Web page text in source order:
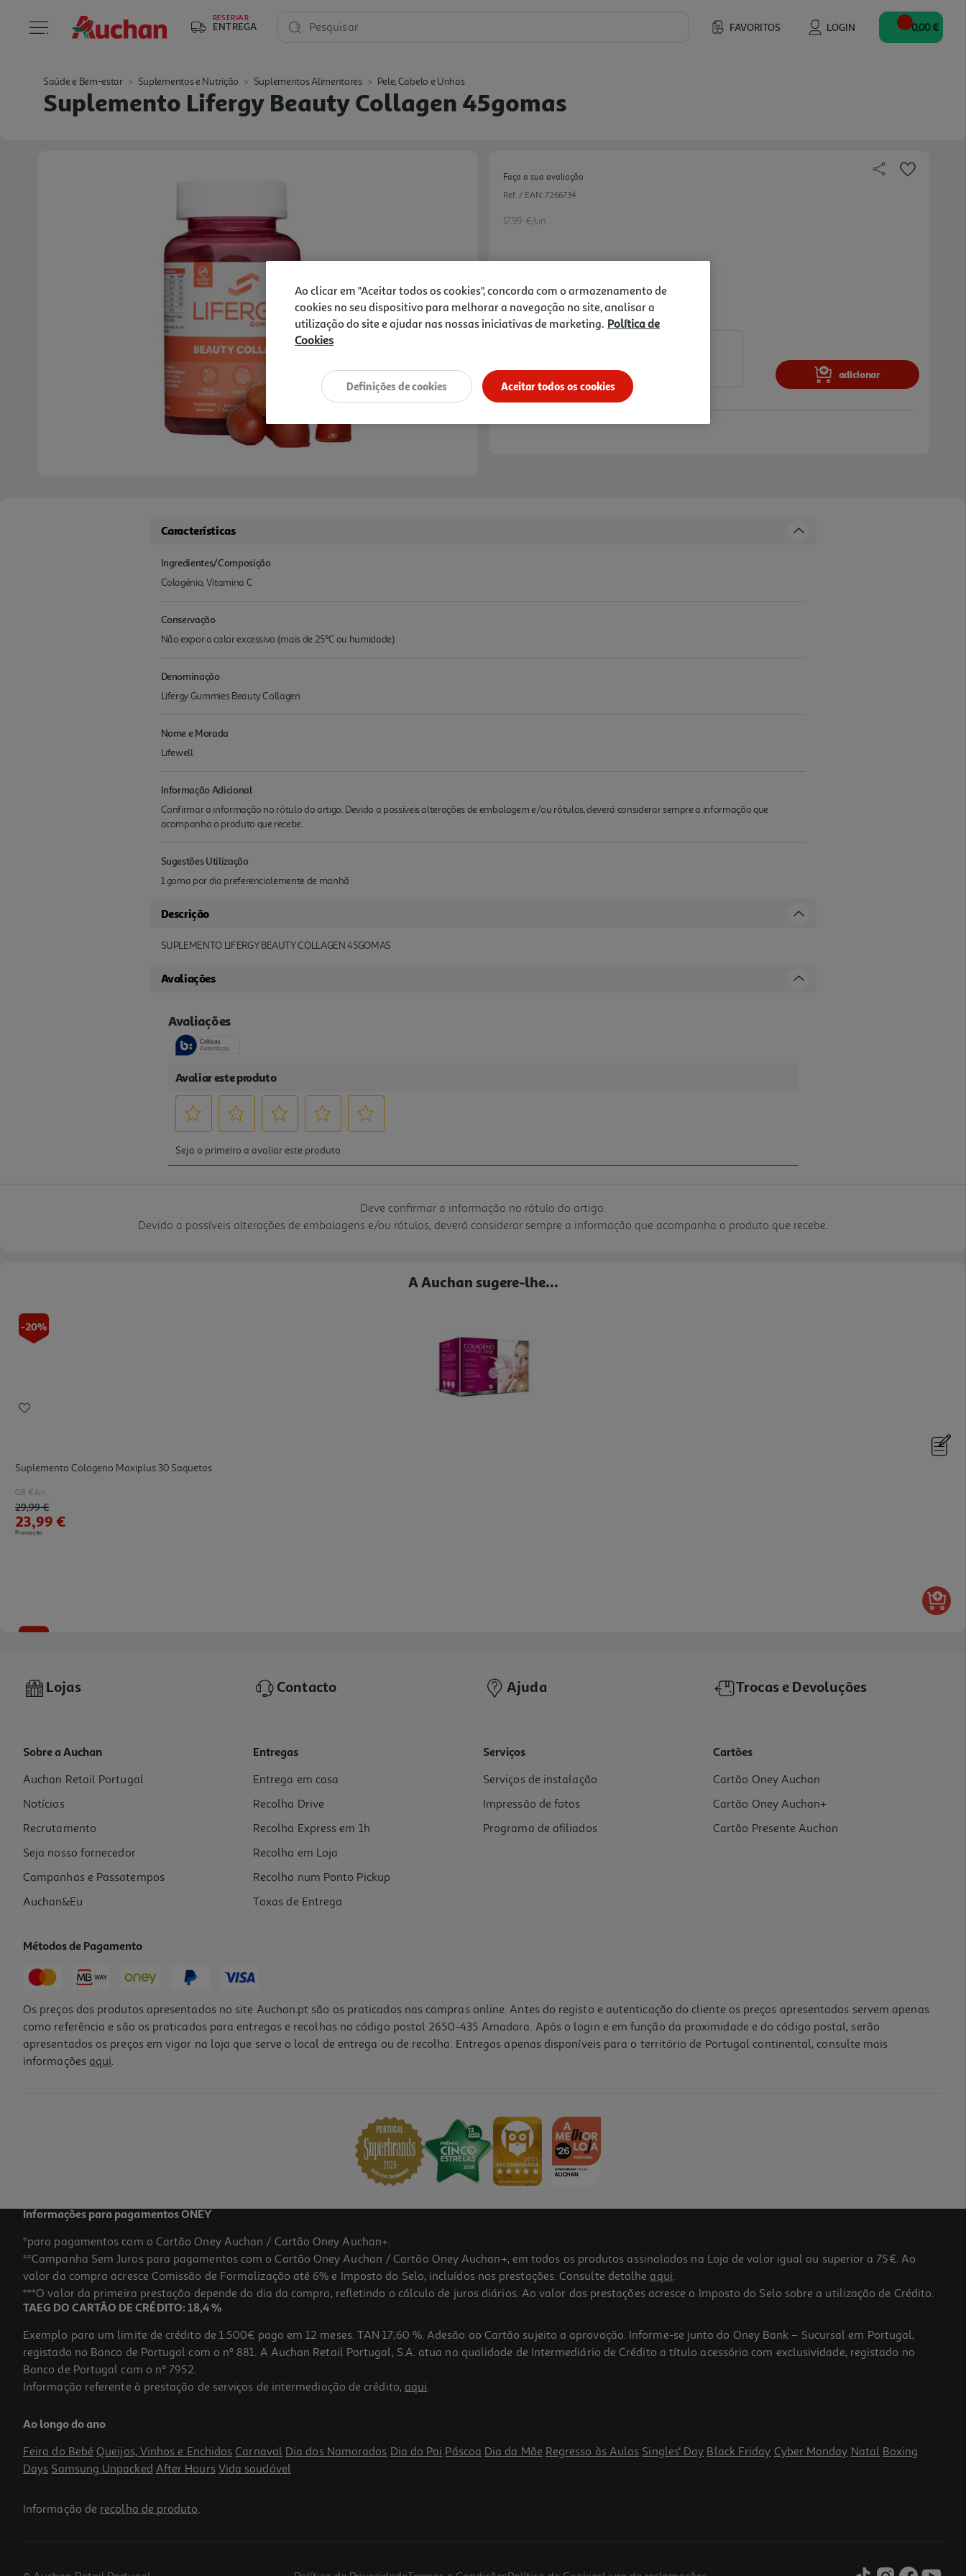
RESERVAR
ENTREGA FAVORITOS LOGIN
Pesquisar 0,00 €
Saúde e Bem-estar Suplementos e Nutrição Suplementos Alimentares Pele, Cabelo e Unhas
Suplemento Lifergy Beauty Collagen 45gomas
Faça a sua avaliação
Ref. / EAN: 7266734
17.99 €/un
17,99 €
Notas de preparação
adicionar
Características
Ingredientes/Composição
Colagénio, Vitamina C
Conservação
Não expor a calor excessivo (mais de 25ºC ou humidade)
Denominação
Lifergy Gummies Beauty Collagen
Nome e Morada
Lifewell
Informação Adicional
Confirmar a informação no rótulo do artigo. Devido a possíveis alterações de embalagem e/ou rótulos, deverá considerar sempre a informação que
acompanha o produto que recebe.
Sugestões Utilização
1 goma por dia preferencialemente de manhã
Descrição
SUPLEMENTO LIFERGY BEAUTY COLLAGEN 45GOMAS
Avaliações
Deve confirmar a informação no rótulo do artigo.
Devido a possíveis alterações de embalagens e/ou rótulos, deverá considerar sempre a informação que acompanha o produto que recebe.
A Auchan sugere-lhe...
-20%
Suplemento Colageno Maxiplus 30 Saquetas
0.8 €/un
Price reduced from
29,99 €to
23,99 €
Promoção
Suplemento Colageno Plus + Q10 60 Capsulas
0.35 €/un
21,13 €
-20%
35.18 €/Lt
Price reduced from
21,99 €
17,59 €
Promoção
Lojas Contacto Ajuda Trocas e Devoluções
Sobre a Auchan
Auchan Retail Portugal
Notícias
Recrutamento
Seja nosso fornecedor
Campanhas e Passatempos
Auchan&Eu
Entregas
Entrega em casa
Recolha Drive
Recolha Express em 1h
Recolha em Loja
Recolha num Ponto Pickup
Taxas de Entrega
Serviços
Serviços de instalação
Impressão de fotos
Programa de afiliados
Cartões
Cartão Oney Auchan
Cartão Oney Auchan+
Cartão Presente Auchan
Métodos de Pagamento
Os preços dos produtos apresentados no site Auchan.pt são os praticados nas compras online. Antes do registo e autenticação do cliente os preços apresentados servem apenas
como referência e são os praticados para entregas e recolhas no código postal 2650-435 Amadora. Após o login e em função da proximidade e do código postal, serão
apresentados os preços em vigor na loja que serve o local de entrega ou de recolha. Entregas apenas disponíveis para o território de Portugal continental, consulte mais
informações aqui.
Informações para pagamentos ONEY
*para pagamentos com o Cartão Oney Auchan / Cartão Oney Auchan+.
**Campanha Sem Juros para pagamentos com o Cartão Oney Auchan / Cartão Oney Auchan+, em todos os produtos assinalados na Loja de valor igual ou superior a 75€. Ao
valor da compra acresce Comissão de Formalização até 6% e Imposto do Selo, incluídos nas prestações. Consulte detalhe aqui.
***O valor da primeira prestação depende do dia da compra, refletindo o cálculo de juros diários. Ao valor das prestações acresce o Imposto do Selo sobre a utilização de Crédito.
TAEG DO CARTÃO DE CRÉDITO: 18,4 %
Exemplo para um limite de crédito de 1.500€ pago em 12 meses. TAN 17,60 %. Adesão ao Cartão sujeita a aprovação. Informe-se junto do Oney Bank – Sucursal em Portugal,
registado no Banco de Portugal com o nº 881. A Auchan Retail Portugal, S.A. atua na qualidade de Intermediário de Crédito a título acessório com exclusividade, registado no
Banco de Portugal com o nº 7952.
Informação referente à prestação de serviços de intermediação de crédito, aqui.
Ao longo do ano
Feira do Bebé Queijos, Vinhos e Enchidos Carnaval Dia dos Namorados Dia do Pai Páscoa Dia da Mãe Regresso às Aulas Singles' Day Black Friday Cyber Monday Natal Boxing
Days Samsung Unpacked After Hours Vida saudável
Informação de recolha de produto.
Ao clicar em "Aceitar todos os cookies", concorda com o armazenamento de
cookies no seu dispositivo para melhorar a navegação no site, analisar a
utilização do site e ajudar nas nossas iniciativas de marketing. Política de
Cookies
Aceitar todos os cookies
Definições de cookies